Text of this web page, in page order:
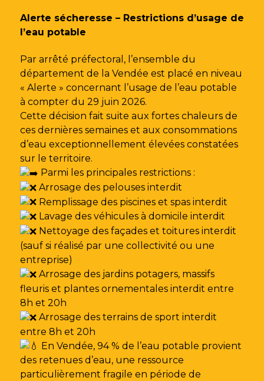
Alerte sécheresse – Restrictions d’usage de
l’eau potable
Par arrêté préfectoral, l’ensemble du
département de la Vendée est placé en niveau
« Alerte » concernant l’usage de l’eau potable
à compter du 29 juin 2026.
Cette décision fait suite aux fortes chaleurs de
ces dernières semaines et aux consommations
d’eau exceptionnellement élevées constatées
sur le territoire.
Parmi les principales restrictions :
Arrosage des pelouses interdit
Remplissage des piscines et spas interdit
Lavage des véhicules à domicile interdit
Nettoyage des façades et toitures interdit
(sauf si réalisé par une collectivité ou une
entreprise)
Arrosage des jardins potagers, massifs
fleuris et plantes ornementales interdit entre
8h et 20h
Arrosage des terrains de sport interdit
entre 8h et 20h
En Vendée, 94 % de l’eau potable provient
des retenues d’eau, une ressource
particulièrement fragile en période de